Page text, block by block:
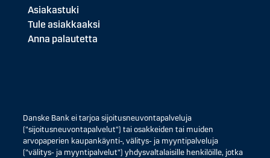
Asiakastuki
Tule asiakkaaksi
Anna palautetta
Danske Bank ei tarjoa sijoitusneuvontapalveluja
("sijoitusneuvontapalvelut") tai osakkeiden tai muiden
arvopaperien kaupankäynti-, välitys- ja myyntipalveluja
("välitys- ja myyntipalvelut") yhdysvaltalaisille henkilöille, jotka